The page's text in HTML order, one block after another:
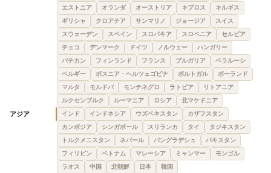
エストニア
オランダ オーストリア キプロス
キルギス
ギリシャ
クロアチア サンマリノ ジョージア
スイス
スウェーデン
スペイン スロバキア スロベニア
セルビア
チェコ
デンマーク ドイツ ノルウェー
ハンガリー
バチカン
フィンランド フランス ブルガリア
ベラルーシ
ベルギー
ボスニア・ヘルツェゴビナ ポルトガル
ポーランド
マルタ
モルドバ モンテネグロ ラトビア
リトアニア
ルクセンブルク
ルーマニア ロシア 北マケドニア
アジア インド インドネシア ウズベキスタン
カザフスタン
カンボジア
シンガポール スリランカ タイ
タジキスタン
トルクメニスタン
ネパール バングラデシュ
パキスタン
フィリピン
ベトナム マレーシア ミャンマー
モンゴル
ラオス
中国 北朝鮮 日本 韓国